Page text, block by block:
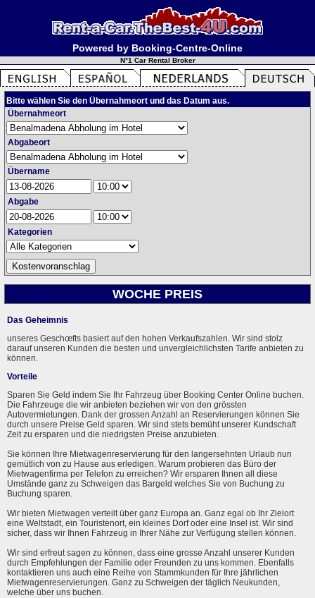
Powered by Booking-Centre-Online
N°1 Car Rental Broker
Bitte wählen Sie den Übernahmeort und das Datum aus.
Übernahmeort
Abgabeort
Übername
Abgabe
Kategorien
WOCHE PREIS
Das Geheimnis
unseres Geschœfts basiert auf den hohen Verkaufszahlen. Wir sind stolz
darauf unseren Kunden die besten und unvergleichlichsten Tarife anbieten zu
können.
Vorteile
Sparen Sie Geld indem Sie Ihr Fahrzeug über Booking Center Online buchen.
Die Fahrzeuge die wir anbieten beziehen wir von den grössten
Autovermietungen. Dank der grossen Anzahl an Reservierungen können Sie
durch unsere Preise Geld sparen. Wir sind stets bemüht unserer Kundschaft
Zeit zu ersparen und die niedrigsten Preise anzubieten.
Sie können Ihre Mietwagenreservierung für den langersehnten Urlaub nun
gemütlich von zu Hause aus erledigen. Warum probieren das Büro der
Mietwagenfirma per Telefon zu erreichen? Wir ersparen Ihnen all diese
Umstände ganz zu Schweigen das Bargeld welches Sie von Buchung zu
Buchung sparen.
Wir bieten Mietwagen verteilt über ganz Europa an. Ganz egal ob Ihr Zielort
eine Weltstadt, ein Touristenort, ein kleines Dorf oder eine Insel ist. Wir sind
sicher, dass wir Ihnen Fahrzeug in Ihrer Nähe zur Verfügung stellen können.
Wir sind erfreut sagen zu können, dass eine grosse Anzahl unserer Kunden
durch Empfehlungen der Familie oder Freunden zu uns kommen. Ebenfalls
kontaktieren uns auch eine Reihe von Stammkunden für Ihre jährlichen
Mietwagenreservierungen. Ganz zu Schweigen der täglich Neukunden,
welche über uns buchen.